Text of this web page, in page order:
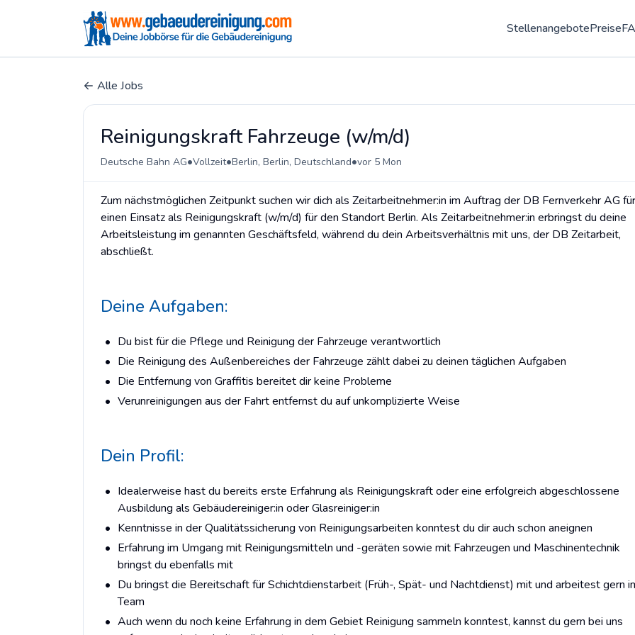
StellenangebotePreise
Alle Jobs
Reinigungskraft Fahrzeuge (w/m/d)
Deutsche Bahn AG•Vollzeit•Berlin, Berlin, Deutschland•vor 5 Mon
Zum nächstmöglichen Zeitpunkt suchen wir dich als Zeitarbeitnehmer:in im Auftrag der DB Fernverkehr AG für
einen Einsatz als Reinigungskraft (w/m/d) für den Standort Berlin. Als Zeitarbeitnehmer:in erbringst du deine
Arbeitsleistung im genannten Geschäftsfeld, während du dein Arbeitsverhältnis mit uns, der DB Zeitarbeit,
abschließt.
Deine Aufgaben:
Du bist für die Pflege und Reinigung der Fahrzeuge verantwortlich
Die Reinigung des Außenbereiches der Fahrzeuge zählt dabei zu deinen täglichen Aufgaben
Die Entfernung von Graffitis bereitet dir keine Probleme
Verunreinigungen aus der Fahrt entfernst du auf unkomplizierte Weise
Dein Profil:
Idealerweise hast du bereits erste Erfahrung als Reinigungskraft oder eine erfolgreich abgeschlossene
Ausbildung als Gebäudereiniger:in oder Glasreiniger:in
Kenntnisse in der Qualitätssicherung von Reinigungsarbeiten konntest du dir auch schon aneignen
Erfahrung im Umgang mit Reinigungsmitteln und -geräten sowie mit Fahrzeugen und Maschinentechnik
bringst du ebenfalls mit
Du bringst die Bereitschaft für Schichtdienstarbeit (Früh-, Spät- und Nachtdienst) mit und arbeitest gern
Team
Auch wenn du noch keine Erfahrung in dem Gebiet Reinigung sammeln konntest, kannst du gern bei uns